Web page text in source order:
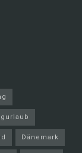
Dänemark